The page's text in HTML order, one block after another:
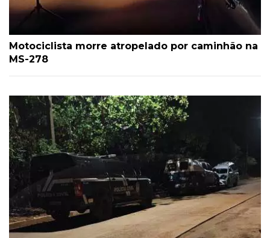
Motociclista morre atropelado por caminhão na
MS-278